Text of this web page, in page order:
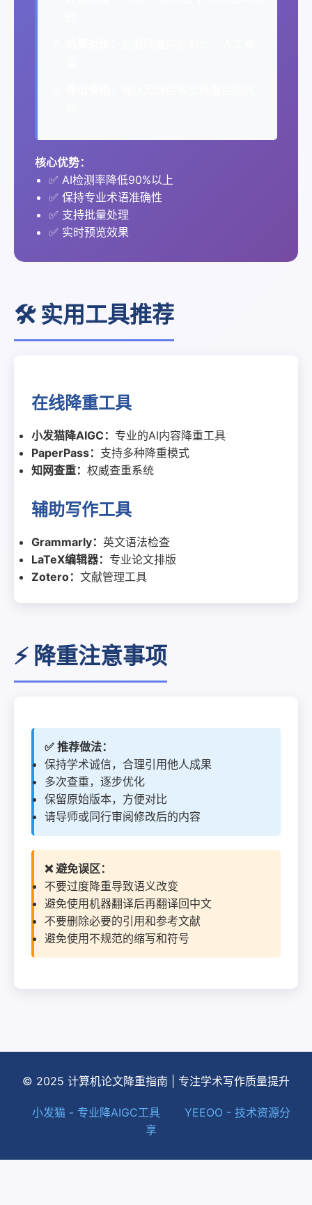
核心优势：
✅ AI检测率降低90%以上
✅ 保持专业术语准确性
✅ 支持批量处理
✅ 实时预览效果
🛠️ 实用工具推荐
在线降重工具
小发猫降AIGC： 专业的AI内容降重工具
PaperPass： 支持多种降重模式
知网查重： 权威查重系统
辅助写作工具
Grammarly： 英文语法检查
LaTeX编辑器： 专业论文排版
Zotero： 文献管理工具
⚡ 降重注意事项
✅ 推荐做法：
保持学术诚信，合理引用他人成果
多次查重，逐步优化
保留原始版本，方便对比
请导师或同行审阅修改后的内容
❌ 避免误区：
不要过度降重导致语义改变
避免使用机器翻译后再翻译回中文
不要删除必要的引用和参考文献
避免使用不规范的缩写和符号
© 2025 计算机论文降重指南 | 专注学术写作质量提升
小发猫 - 专业降AIGC工具
YEEOO - 技术资源分
享